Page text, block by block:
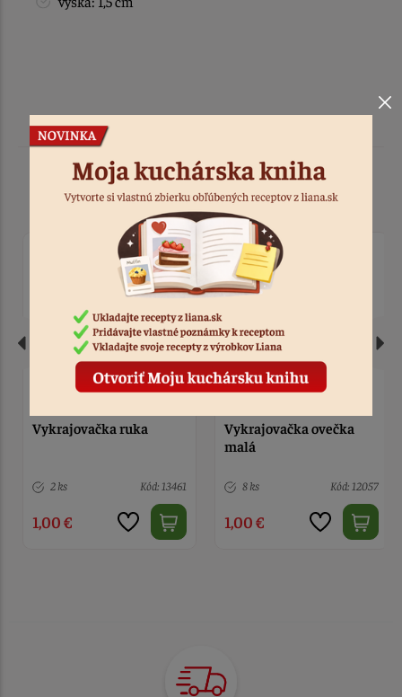
Podobné produkty
Vykrajovačka ovečka
8 ks Kód: 12057
1,00 €
Vykrajovačka tulipán
3 ks Kód: 1467
1,00 €